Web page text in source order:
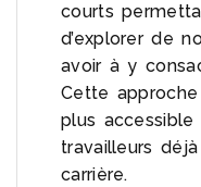
courts
d’explorer de
avoir à y
Cette
plus
travailleurs
carrière.